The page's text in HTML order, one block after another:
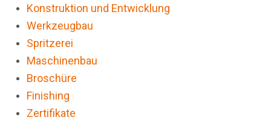
Konstruktion und Entwicklung
Werkzeugbau
Spritzerei
Maschinenbau
Broschüre
Finishing
Zertifikate